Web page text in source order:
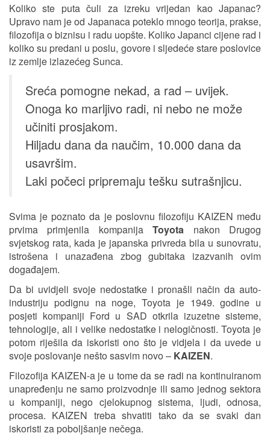
Koliko ste puta čuli za izreku vrijedan kao Japanac?
Upravo nam je od Japanaca poteklo mnogo teorija, prakse,
filozofija o biznisu i radu uopšte. Koliko Japanci cijene rad i
koliko su predani u poslu, govore i sljedeće stare poslovice
iz zemlje izlazećeg Sunca.
Sreća pomogne nekad, a rad – uvijek.
Onoga ko marljivo radi, ni nebo ne može
učiniti prosjakom.
Hiljadu dana da naučim, 10.000 dana da
usavršim.
Laki počeci pripremaju tešku sutrašnjicu.
Svima je poznato da je poslovnu filozofiju KAIZEN među
prvima primjenila kompanijaToyota nakon Drugog
svjetskog rata, kada je japanska privreda bila u sunovratu,
istrošena i unazađena zbog gubitaka izazvanih ovim
događajem.
Da bi uvidjeli svoje nedostatke i pronašli način da auto-
industriju podignu na noge, Toyota je 1949. godine u
posjeti kompaniji Ford u SAD otkrila izuzetne sisteme,
tehnologije, ali i velike nedostatke i nelogičnosti. Toyota je
potom riješila da iskoristi ono što je vidjela i da uvede u
svoje poslovanje nešto sasvim novo – KAIZEN.
Filozofija KAIZEN-a je u tome da se radi na kontinuiranom
unapređenju ne samo proizvodnje ili samo jednog sektora
u kompaniji, nego cjelokupnog sistema, ljudi, odnosa,
procesa. KAIZEN treba shvatiti tako da se svaki dan
iskoristi za poboljšanje nečega.